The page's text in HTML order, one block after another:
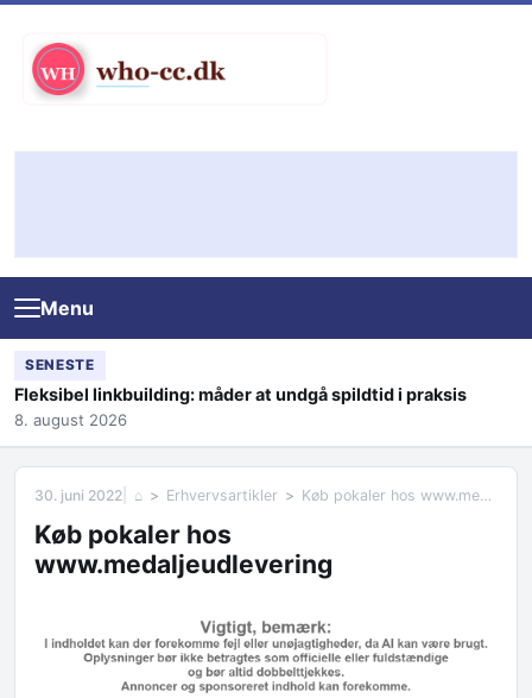
Menu
SENESTE
Fleksibel linkbuilding: måder at undgå spildtid i praksis
8. august 2026
30. juni 2022 ⌂ Erhvervsartikler Køb pokaler hos www.medaljeudlevering
Køb pokaler hos
www.medaljeudlevering